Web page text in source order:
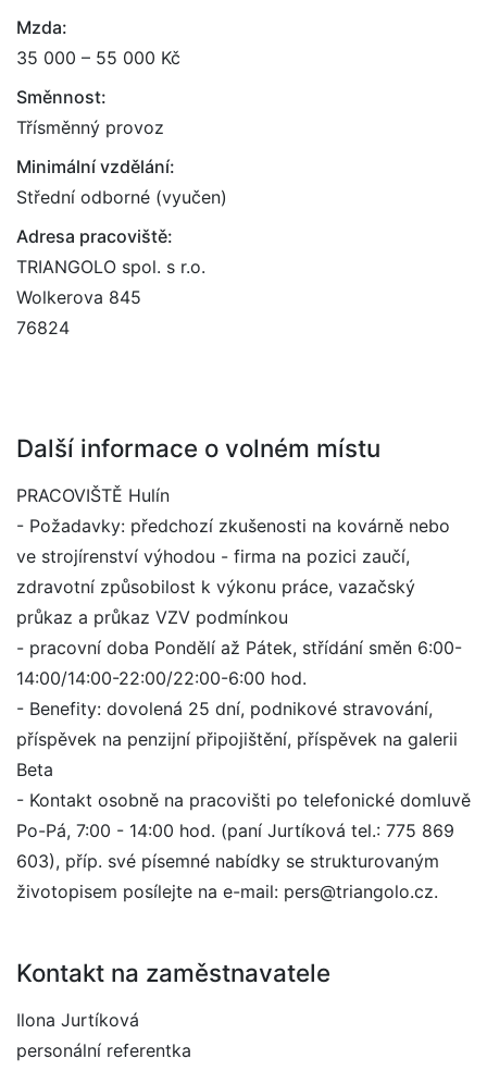
Mzda:
35 000 – 55 000 Kč
Směnnost:
Třísměnný provoz
Minimální vzdělání:
Střední odborné (vyučen)
Adresa pracoviště:
TRIANGOLO spol. s r.o.
Wolkerova 845
76824
Další informace o volném místu
PRACOVIŠTĚ Hulín
- Požadavky: předchozí zkušenosti na kovárně nebo
ve strojírenství výhodou - firma na pozici zaučí,
zdravotní způsobilost k výkonu práce, vazačský
průkaz a průkaz VZV podmínkou
- pracovní doba Pondělí až Pátek, střídání směn 6:00-
14:00/14:00-22:00/22:00-6:00 hod.
- Benefity: dovolená 25 dní, podnikové stravování,
příspěvek na penzijní připojištění, příspěvek na galerii
Beta
- Kontakt osobně na pracovišti po telefonické domluvě
Po-Pá, 7:00 - 14:00 hod. (paní Jurtíková tel.: 775 869
603), příp. své písemné nabídky se strukturovaným
životopisem posílejte na e-mail: pers@triangolo.cz.
Kontakt na zaměstnavatele
Ilona Jurtíková
personální referentka